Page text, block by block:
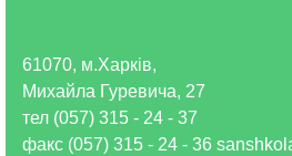
61070, м.Харків,
Михайла Гуревича, 27
тел (057) 315 - 24 - 37
факс (057) 315 - 24 - 36